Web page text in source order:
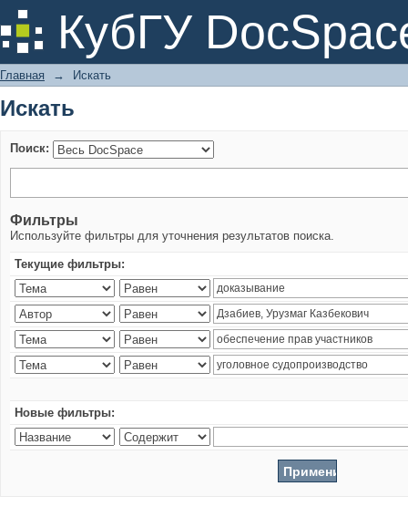
КубГУ
Искать
Главная → Искать
Искать
Поиск:
Фильтры
Используйте фильтры для уточнения результатов поиска.
Текущие фильтры:
Новые фильтры: